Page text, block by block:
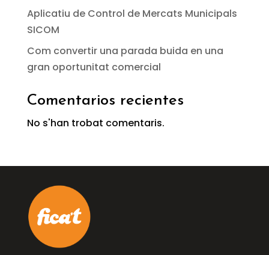
Aplicatiu de Control de Mercats Municipals
SICOM
Com convertir una parada buida en una
gran oportunitat comercial
Comentarios recientes
No s'han trobat comentaris.